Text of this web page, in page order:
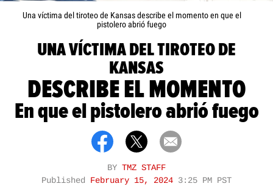
Una víctima del tiroteo de Kansas describe el momento en que el
pistolero abrió fuego
UNA VÍCTIMA DEL TIROTEO DE
KANSAS
DESCRIBE EL MOMENTO
En que el pistolero abrió fuego
BY TMZ STAFF
Published February 15, 2024 3:25 PM PST